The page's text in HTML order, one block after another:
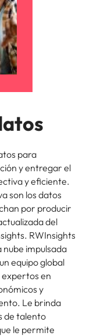
para
y entregar el
y eficiente.
son los datos
por producir
del
RWInsights
impulsada
equipo global
expertos en
y
Le brinda
de talento
le permite